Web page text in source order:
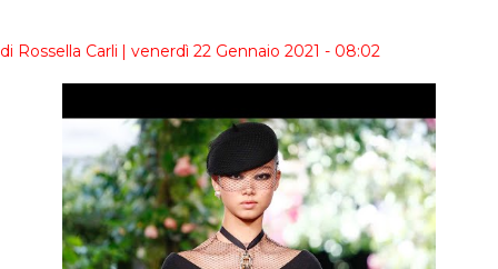
di Rossella Carli | venerdì 22 Gennaio 2021 - 08:02